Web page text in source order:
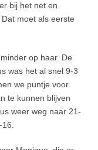
bij het net en
moet als eerste
op haar. De
was het al snel 9-3
we puntje voor
te kunnen blijven
weer weg naar 21-